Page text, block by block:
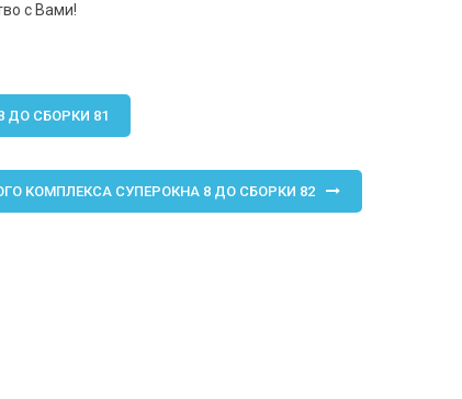
с Вами!
ДО СБОРКИ 81
КОМПЛЕКСА СУПЕРОКНА 8 ДО СБОРКИ 82